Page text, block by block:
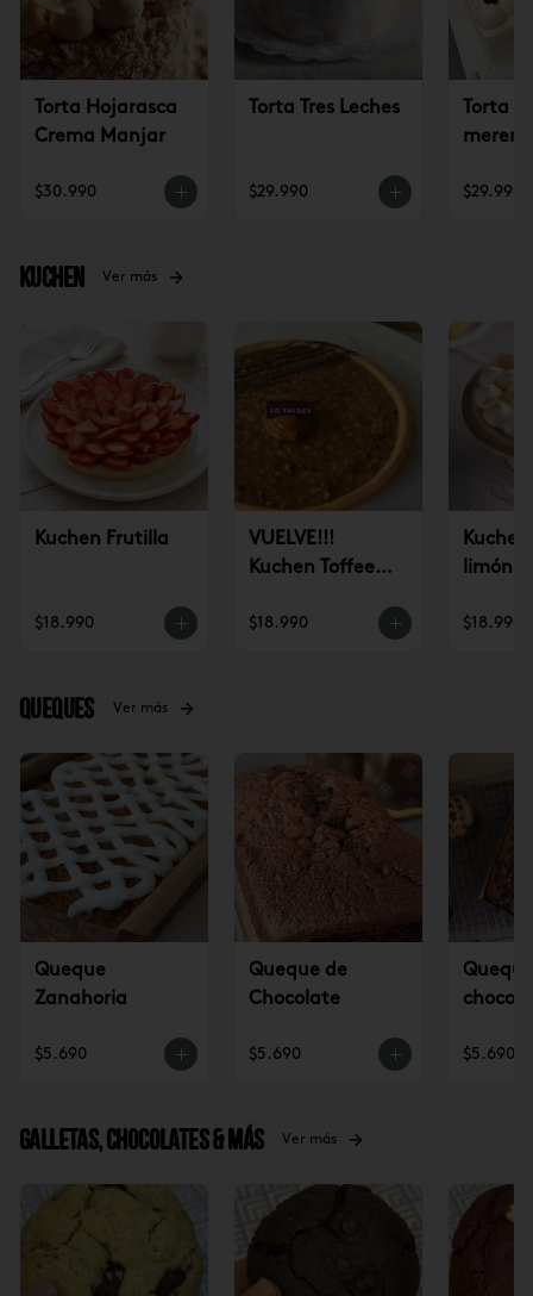
Torta Hojarasca
Crema Manjar
$30.990
Torta Tres Leches
$29.990
Torta
$29.990
Kuchen Ver más
Kuchen Frutilla
$18.990
VUELVE!!!
Kuchen Toffee
$18.990
limón
$18.990
Queques Ver más
Queque
Zanahoria
$5.690
Queque de
Chocolate
$5.690 $5.690
Galletas, Chocolates & más Ver más